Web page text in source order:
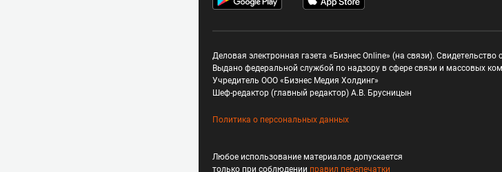
Деловая электронная газета «Бизнес Online» (на связи).
Выдано федеральной службой по надзору в сфере связи и массовых
Учредитель ООО «Бизнес Медия Холдинг»
Шеф-редактор (главный редактор) А.В. Брусницын
Политика о персональных данных
Любое использование материалов допускается
только при соблюдении правил перепечатки